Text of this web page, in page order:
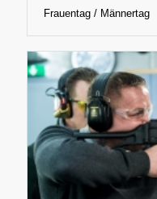
Frauentag / Männertag